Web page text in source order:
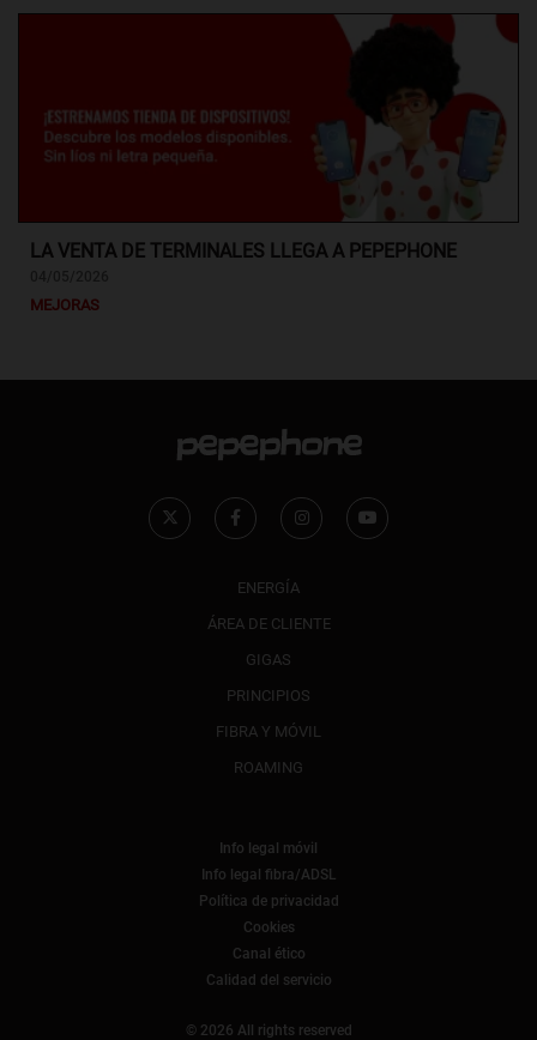
LA VENTA DE TERMINALES LLEGA A PEPEPHONE
MEJORAS
ENERGÍA
ÁREA DE CLIENTE
GIGAS
PRINCIPIOS
FIBRA Y MÓVIL
ROAMING
Info legal móvil
Info legal fibra/ADSL
Política de privacidad
Cookies
Canal ético
Calidad del servicio
© 2026 All rights reserved